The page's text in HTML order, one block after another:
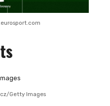
Getty Images